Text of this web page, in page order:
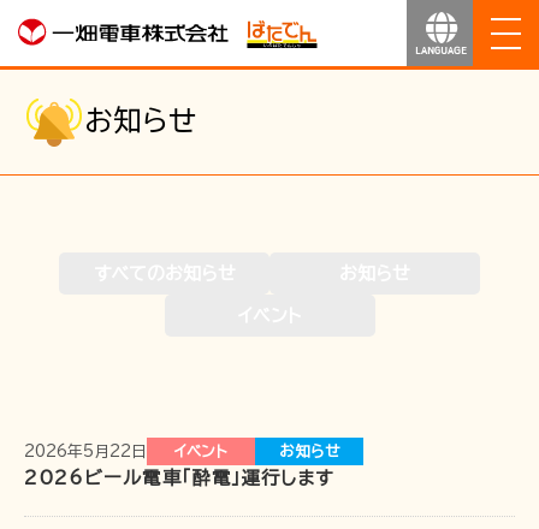
ホーム
サービス
沿線マップ
お知らせ
2026年5月22日 イベント お知らせ
2026ビール電車「酔電」運行します